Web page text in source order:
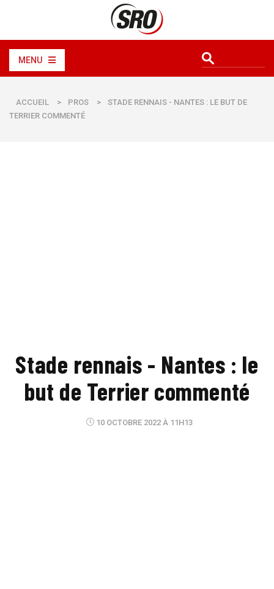
MENU
ACCUEIL > PROS >
STADE RENNAIS - NANTES : LE BUT DE
TERRIER COMMENTÉ
Stade rennais - Nantes : le
but de Terrier commenté
10 OCTOBRE 2022 À 11H13